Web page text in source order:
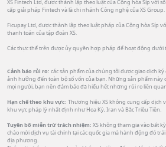
XS Fintech Ltd, được thành lập theo luật của Cộng hòa Síp với
cấp giải pháp Fintech và là chi nhánh Công nghệ của XS Group.
Ficupay Ltd, được thành lập theo luật pháp của Cộng hòa Síp
thanh toán của tập đoàn XS.
Các thực thể trên được ủy quyền hợp pháp để hoạt động dưới
Cảnh báo rủi ro: các sản phẩm của chúng tôi được giao dịch
ảnh hưởng đến toàn bộ số vốn của bạn. Những sản phẩm này
mọi người, bạn nên đảm bảo đã hiểu hết những rủi ro liên
Hạn chế theo khu vực: Thương hiệu XS không cung cấp dịch
khu vực pháp lý nhất định như Hoa Kỳ, Iran và Bắc Triều Tiên.
Tuyên bố miễn trừ trách nhiệm: XS không tham gia vào bất
chào mời dịch vụ tài chính tại các quốc gia mà hành động đó
địa phương.